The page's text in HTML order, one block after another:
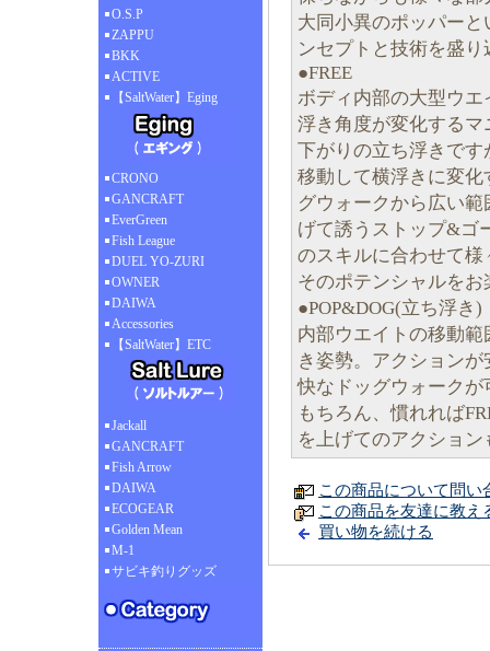
O.S.P
ZAPPU
BKK
ACTIVE
【SaltWater】Eging
CRONO
GANCRAFT
EverGreen
Fish League
DUEL YO-ZURI
OWNER
DAIWA
Accessories
【SaltWater】ETC
Jackall
GANCRAFT
Fish Arrow
DAIWA
ECOGEAR
Golden Mean
M-1
サビキ釣りグッズ
大同小異のポッパー
ンセプトと技術を盛
●FREE
ボディ内部の大型ウ
浮き角度が変化する
下がりの立ち浮きで
移動して横浮きに変
グウォークから広い
げて誘うストップ&ゴ
のスキルに合わせて
そのポテンシャルを
●POP&DOG(立ち浮き)
内部ウエイトの移動
き姿勢。アクション
快なドッグウォーク
もちろん、慣れれば
を上げてのアクション
この商品について問い
この商品を友達に教え
買い物を続ける